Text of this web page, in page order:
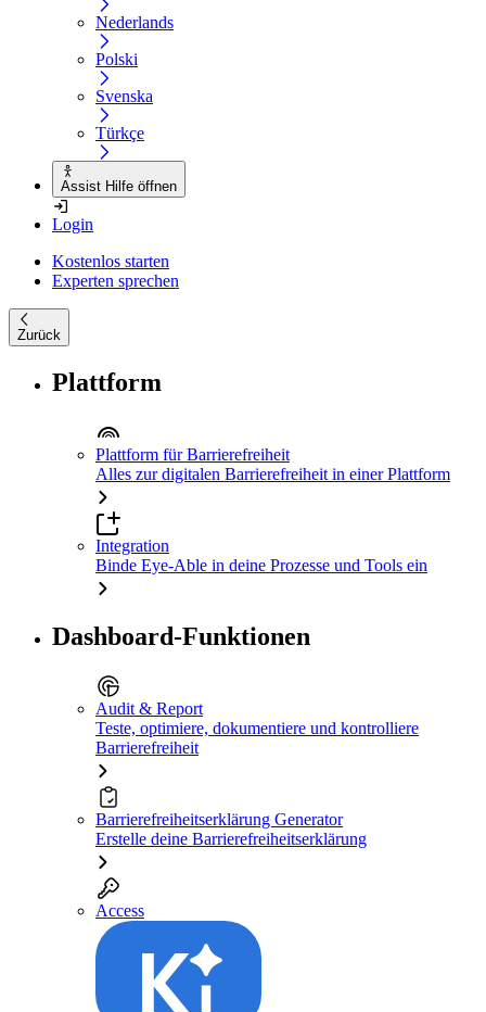
Nederlands
Polski
Svenska
Türkçe
Assist Hilfe öffnen
Login
Kostenlos starten
Experten sprechen
Zurück
Plattform
Plattform für Barrierefreiheit
Alles zur digitalen Barrierefreiheit in einer Plattform
Integration
Binde Eye-Able in deine Prozesse und Tools ein
Dashboard-Funktionen
Audit & Report
Teste, optimiere, dokumentiere und kontrolliere
Barrierefreiheit
Barrierefreiheitserklärung Generator
Erstelle deine Barrierefreiheitserklärung
Access